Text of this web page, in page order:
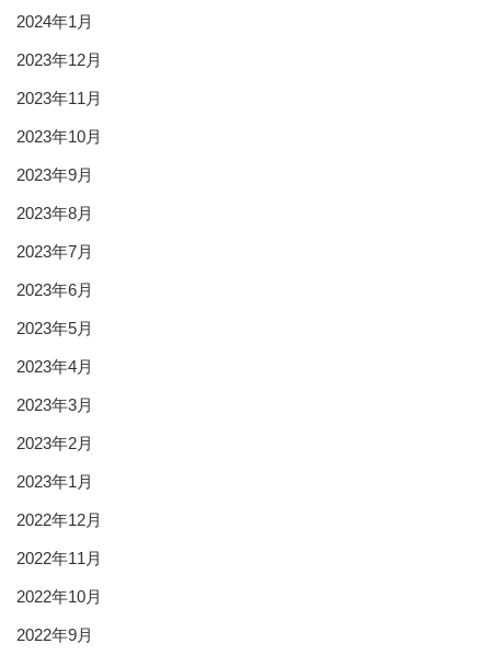
2024年1月
2023年12月
2023年11月
2023年10月
2023年9月
2023年8月
2023年7月
2023年6月
2023年5月
2023年4月
2023年3月
2023年2月
2023年1月
2022年12月
2022年11月
2022年10月
2022年9月